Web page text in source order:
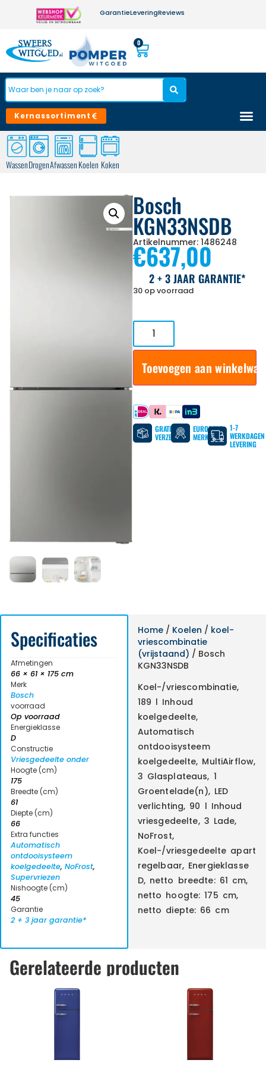
GarantieLeveringReviews
0
Kernassortiment
WassenDrogenAfwassenKoelen Koken
Bosch
KGN33NSDB
Artikelnummer: 1486248
€637,00
2 + 3 JAAR GARANTIE*
30 op voorraad
Toevoegen aan
Betaal met
GRATIS
VERZENDING
EUROPESE
MERKEN
1-7
WERKDAGEN
LEVERING
Specificaties
Afmetingen
66 × 61 × 175 cm
Merk
Bosch
voorraad
Op voorraad
Energieklasse
D
Constructie
Vriesgedeelte onder
Hoogte (cm)
175
Breedte (cm)
61
Diepte (cm)
66
Extra functies
Automatisch
ontdooisysteem
koelgedeelte, NoFrost,
Supervriezen
Nishoogte (cm)
45
Garantie
2 + 3 jaar garantie*
Home/ Koelen / koel-
vriescombinatie
(vrijstaand) / Bosch
KGN33NSDB
Koel-/vriescombinatie,
189 l Inhoud
koelgedeelte,
Automatisch
ontdooisysteem
koelgedeelte, MultiAirflow,
3 Glasplateaus, 1
Groentelade(n), LED
verlichting, 90 l Inhoud
vriesgedeelte, 3 Lade,
NoFrost,
Koel-/vriesgedeelte apart
regelbaar, Energieklasse
D, netto breedte: 61 cm,
netto hoogte: 175 cm,
netto diepte: 66 cm
Gerelateerde producten